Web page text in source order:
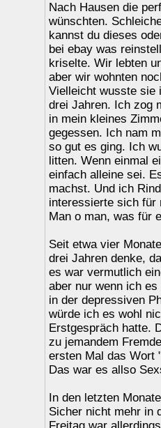
Nach Hausen die
wünschten.
kannst du dieses
bei ebay was
kriselte. Wir lebten
aber wir wohnten
Vielleicht wusste sie
drei Jahren. Ich zog
in mein kleines
gegessen. Ich nam
so gut es ging. Ich
litten. Wenn einmal
einfach alleine sei.
machst. Und ich
interessierte sich für
Man o man, was für
Seit etwa vier
drei Jahren denke,
es war vermutlich
aber nur wenn ich
in der depressiven
würde ich es wohl
Erstgespräch hatte.
zu jemandem
ersten Mal das Wort
Das war es allso
In den letzten
Sicher nicht mehr in